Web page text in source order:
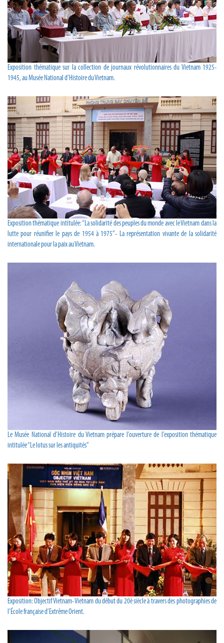
Exposition thématique sur la collection de journaux révolutionnaires du Vietnam 1925-
1945, au Musée National d’Histoire du Vietnam.
Exposition thématique intitulée: “La solidarité des peuples du monde avec le Vietnam dans la
lutte pour réunifier le pays de 1954 à 1975”- La représentation vivante de la solidarité
internationale pour la paix au Vietnam.
Le Musée National d’Histoire du Vietnam prépare l’ouverture de l’exposition thématique
intitulée “Le lotus sur les antiquités”
Exposition: Objectif Vietnam- Vietnam du début du 20è siècle à travers des photographies de
l’École française d’Extrême Orient.